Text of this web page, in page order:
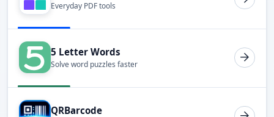
Everyday PDF tools
5 Letter Words
Solve word puzzles faster
QRBarcode